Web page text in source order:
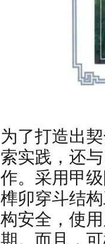
为了打造出
索实践，还
作。采用甲
榫卯穿斗结
构安全，使
期。而且，